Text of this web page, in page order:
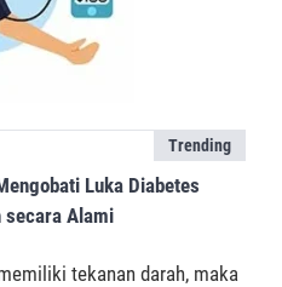
Trending
Luka Diabetes
secara Alami
tekanan darah, maka